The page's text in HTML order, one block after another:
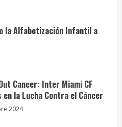
la Alfabetización Infantil a
Cancer: Inter Miami CF
en la Lucha Contra el Cáncer
2024